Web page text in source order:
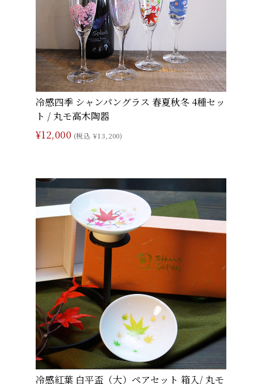
冷感四季 シャンパングラス 春夏秋冬 4種セッ
ト / 丸モ高木陶器
¥12,000 (税込 ¥13,200)
冷感紅葉 白平盃（大）ペアセット 箱入/ 丸モ